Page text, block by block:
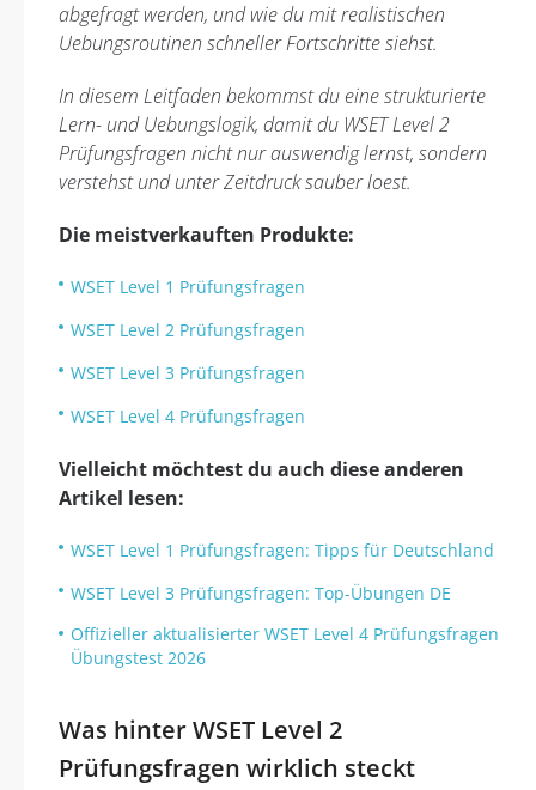
abgefragt werden, und wie du mit realistischen
Uebungsroutinen schneller Fortschritte siehst.
In diesem Leitfaden bekommst du eine strukturierte
Lern- und Uebungslogik, damit du WSET Level 2
Prüfungsfragen nicht nur auswendig lernst, sondern
verstehst und unter Zeitdruck sauber loest.
Die meistverkauften Produkte:
WSET Level 1 Prüfungsfragen
WSET Level 2 Prüfungsfragen
WSET Level 3 Prüfungsfragen
WSET Level 4 Prüfungsfragen
Vielleicht möchtest du auch diese anderen
Artikel lesen:
WSET Level 1 Prüfungsfragen: Tipps für Deutschland
WSET Level 3 Prüfungsfragen: Top-Übungen DE
Offizieller aktualisierter WSET Level 4 Prüfungsfragen
Übungstest 2026
Was hinter WSET Level 2
Prüfungsfragen wirklich steckt